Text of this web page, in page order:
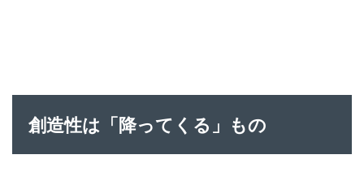
創造性は「降ってくる」もの